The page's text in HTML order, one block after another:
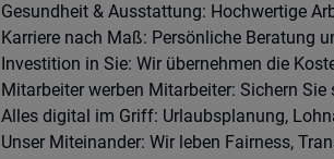
Gesundheit & Ausstattung: Hochwertige
Karriere nach Maß: Persönliche Beratung
Investition in Sie: Wir übernehmen die
Mitarbeiter werben Mitarbeiter: Sichern
Alles digital im Griff: Urlaubsplanung,
Unser Miteinander: Wir leben Fairness,